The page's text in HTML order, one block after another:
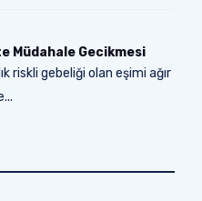
Müdahale Gecikmesi
gebeliği olan eşimi ağır